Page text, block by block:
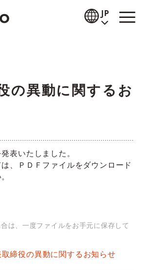
JP
せ
の異動に関するお
表いたしました。
、ＰＤＦファイルをダウンロード
は、一度ファイルをお手元に保存して
取締役の異動に関するお知らせ